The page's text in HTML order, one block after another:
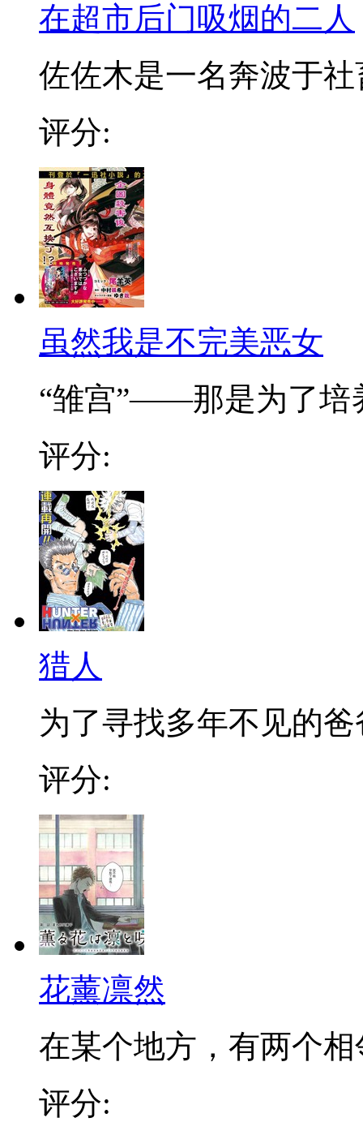
在超市后门吸烟的二人
佐佐木是一名奔波于社
评分:
虽然我是不完美恶女
“雏宫”——那是为了培
评分:
猎人
为了寻找多年不见的爸
评分:
花薰凛然
在某个地方，有两个相
评分: